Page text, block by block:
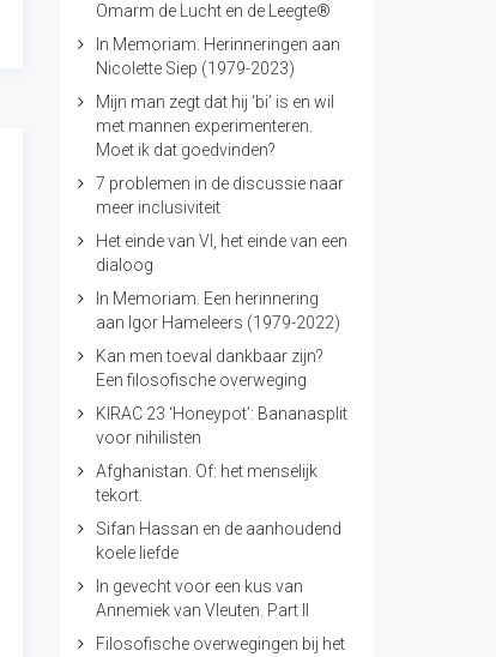
Omarm de Lucht en de Leegte®
In Memoriam. Herinneringen aan
Nicolette Siep (1979-2023)
Mijn man zegt dat hij ‘bi’ is en wil
met mannen experimenteren.
Moet ik dat goedvinden?
7 problemen in de discussie naar
meer inclusiviteit
Het einde van VI, het einde van een
dialoog
In Memoriam. Een herinnering
aan Igor Hameleers (1979-2022)
Kan men toeval dankbaar zijn?
Een filosofische overweging
KIRAC 23 ‘Honeypot’: Bananasplit
voor nihilisten
Afghanistan. Of: het menselijk
tekort.
Sifan Hassan en de aanhoudend
koele liefde
In gevecht voor een kus van
Annemiek van Vleuten. Part II
Filosofische overwegingen bij het